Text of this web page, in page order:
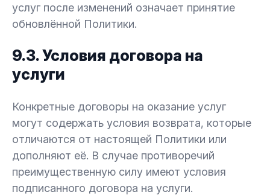
услуг после изменений означает принятие
обновлённой Политики.
9.3. Условия договора на
услуги
Конкретные договоры на оказание услуг
могут содержать условия возврата, которые
отличаются от настоящей Политики или
дополняют её. В случае противоречий
преимущественную силу имеют условия
подписанного договора на услуги.